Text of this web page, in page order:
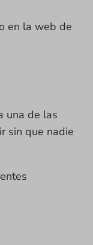
en la web de
una de las
sin que nadie